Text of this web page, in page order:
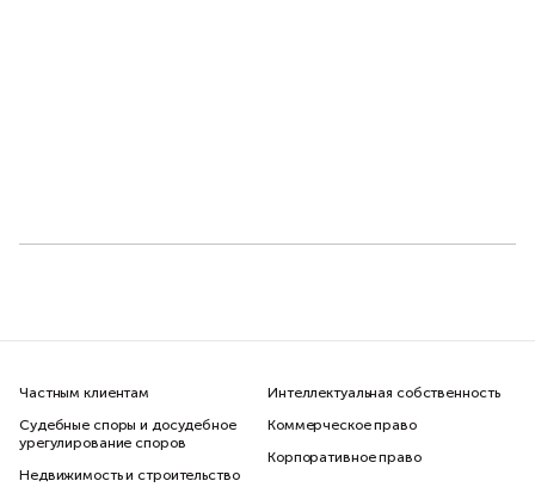
Частным клиентам
Судебные споры и досудебное
урегулирование споров
Недвижимость и строительство
Интеллектуальная собственность
Коммерческое право
Корпоративное право